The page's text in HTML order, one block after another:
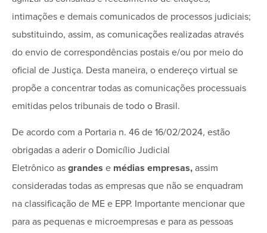
intimações e demais comunicados de processos judiciais;
substituindo, assim, as comunicações realizadas através
do envio de correspondências postais e/ou por meio do
oficial de Justiça. Desta maneira, o endereço virtual se
propõe a concentrar todas as comunicações processuais
emitidas pelos tribunais de todo o Brasil.
De acordo com a Portaria n. 46 de 16/02/2024, estão
obrigadas a aderir o Domicílio Judicial
Eletrônico as grandes e médias empresas, assim
consideradas todas as empresas que não se enquadram
na classificação de ME e EPP. Importante mencionar que
para as pequenas e microempresas e para as pessoas